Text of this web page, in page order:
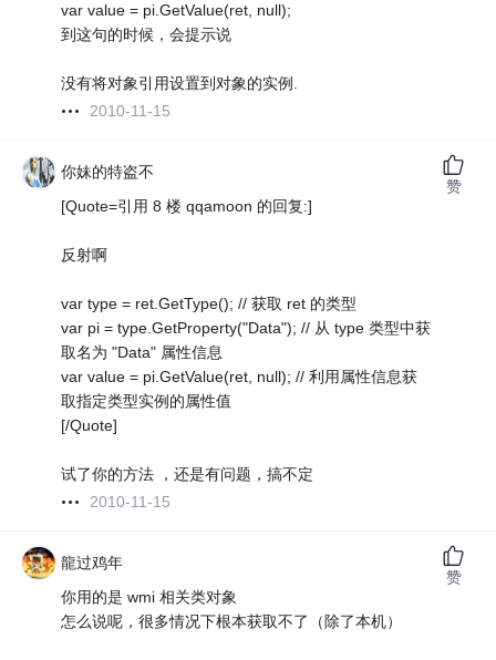
var value = pi.GetValue(ret, null);
到这句的时候，会提示说
没有将对象引用设置到对象的实例.
2010-11-15
你妹的特盗不
[Quote=引用 8 楼 qqamoon 的回复:]
反射啊
var type = ret.GetType(); // 获取 ret 的类型
var pi = type.GetProperty("Data"); // 从 type 类型中获
取名为 "Data" 属性信息
var value = pi.GetValue(ret, null); // 利用属性信息获
取指定类型实例的属性值
[/Quote]
试了你的方法 ，还是有问题，搞不定
2010-11-15
赞
龍过鸡年
你用的是 wmi 相关类对象
怎么说呢，很多情况下根本获取不了（除了本机）
赞